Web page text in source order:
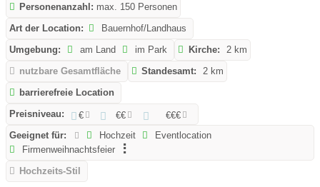
Personenanzahl: max. 150 Personen
Art der Location:
Bauernhof/Landhaus
Umgebung:
am Land im Park Kirche:
2 km
nutzbare Gesamtfläche
Standesamt:
2 km
barrierefreie Location
Preisniveau:
€ €€
€€€
Geeignet für:
Hochzeit
Eventlocation
Firmenweihnachtsfeier
Hochzeits-Stil